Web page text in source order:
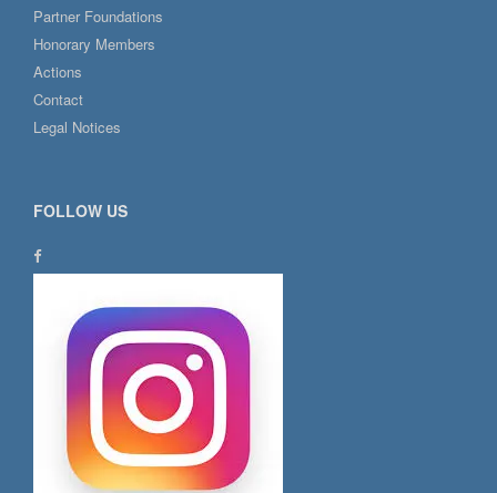
Partner Foundations
Honorary Members
Actions
Contact
Legal Notices
FOLLOW US